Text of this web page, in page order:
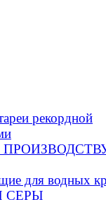
рекордной
для водных
СЕРЫ